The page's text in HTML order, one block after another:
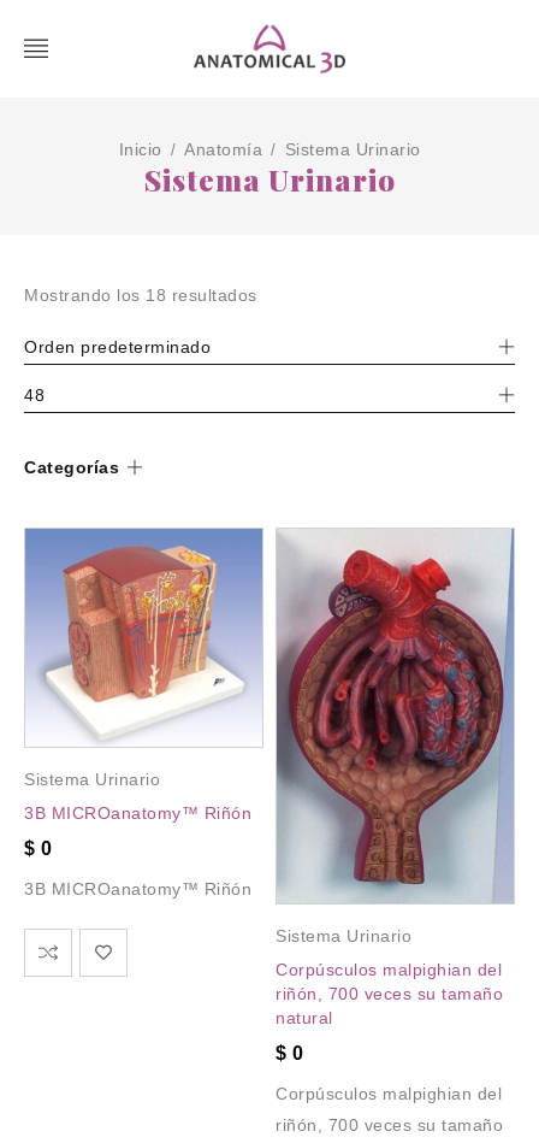
Inicio / Anatomía / Sistema Urinario
Sistema Urinario
Mostrando los 18 resultados
Orden predeterminado
48
Categorías
Sistema Urinario
3B MICROanatomy™ Riñón
$ 0
3B MICROanatomy™ Riñón
Sistema Urinario
Corpúsculos malpighian del
riñón, 700 veces su tamaño
natural
$ 0
Corpúsculos malpighian del
riñón, 700 veces su tamaño